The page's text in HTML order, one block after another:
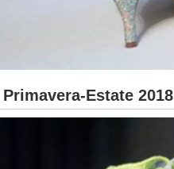
Primavera-Estate 2018